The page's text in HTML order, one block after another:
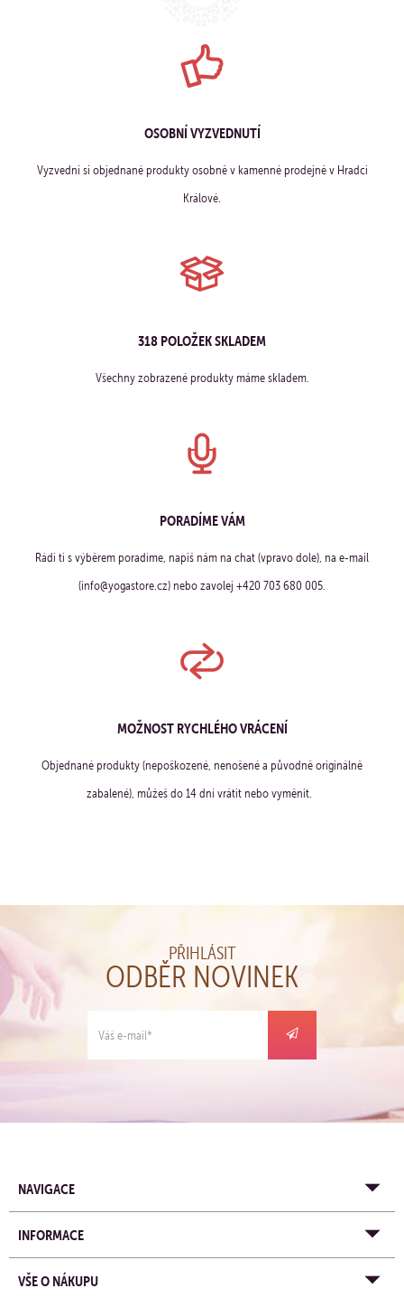
OSOBNÍ VYZVEDNUTÍ
Vyzvedni si objednané produkty osobně v kamenné prodejně v Hradci
Králové.
318 POLOŽEK SKLADEM
Všechny zobrazené produkty máme skladem.
PORADÍME VÁM
Rádi ti s výběrem poradíme, napiš nám na chat (vpravo dole), na e-mail
(info@yogastore.cz) nebo zavolej +420 703 680 005.
MOŽNOST RYCHLÉHO VRÁCENÍ
Objednané produkty (nepoškozené, nenošené a původně originálně
zabalené), můžeš do 14 dní vrátit nebo vyměnit.
PŘIHLÁSIT
ODBĚR NOVINEK
NAVIGACE
INFORMACE
VŠE O NÁKUPU